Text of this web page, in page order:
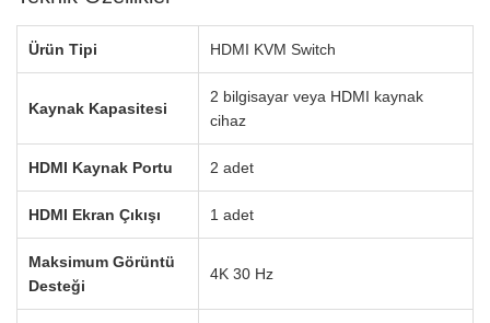
Ürün Tipi HDMI KVM Switch
Kaynak Kapasitesi
2 bilgisayar veya HDMI kaynak
cihaz
HDMI Kaynak Portu 2 adet
HDMI Ekran Çıkışı 1 adet
Maksimum Görüntü
Desteği
4K 30 Hz